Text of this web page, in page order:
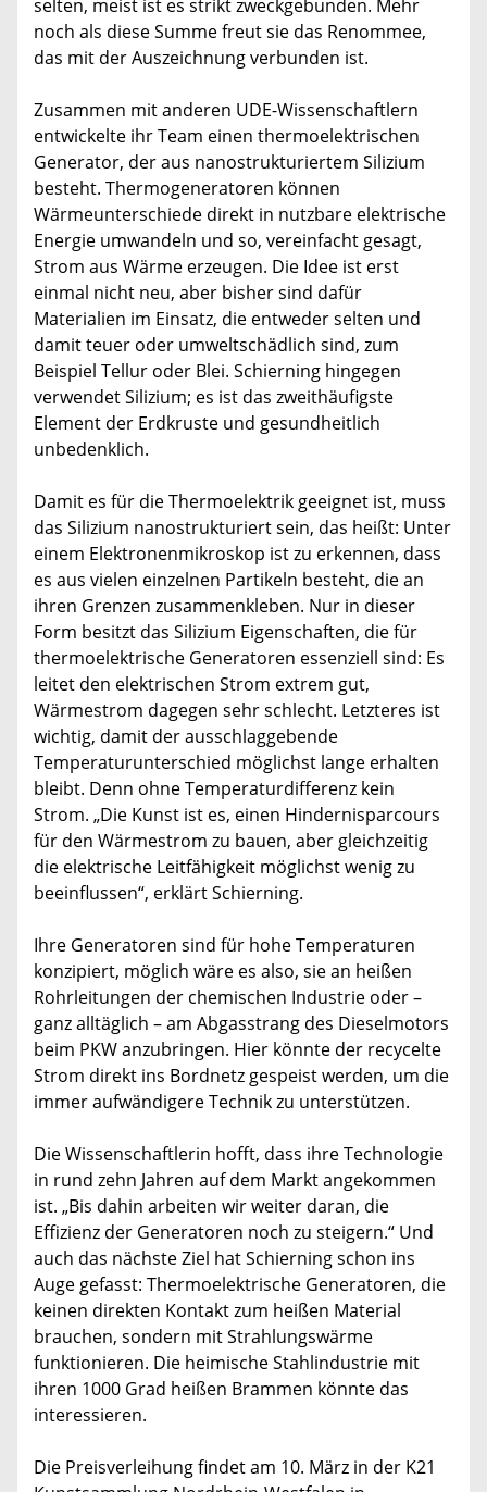
selten, meist ist es strikt zweckgebunden. Mehr
noch als diese Summe freut sie das Renommee,
das mit der Auszeichnung verbunden ist.
Zusammen mit anderen UDE-Wissenschaftlern
entwickelte ihr Team einen thermoelektrischen
Generator, der aus nanostrukturiertem Silizium
besteht. Thermogeneratoren können
Wärmeunterschiede direkt in nutzbare elektrische
Energie umwandeln und so, vereinfacht gesagt,
Strom aus Wärme erzeugen. Die Idee ist erst
einmal nicht neu, aber bisher sind dafür
Materialien im Einsatz, die entweder selten und
damit teuer oder umweltschädlich sind, zum
Beispiel Tellur oder Blei. Schierning hingegen
verwendet Silizium; es ist das zweithäufigste
Element der Erdkruste und gesundheitlich
unbedenklich.
Damit es für die Thermoelektrik geeignet ist, muss
das Silizium nanostrukturiert sein, das heißt: Unter
einem Elektronenmikroskop ist zu erkennen, dass
es aus vielen einzelnen Partikeln besteht, die an
ihren Grenzen zusammenkleben. Nur in dieser
Form besitzt das Silizium Eigenschaften, die für
thermoelektrische Generatoren essenziell sind: Es
leitet den elektrischen Strom extrem gut,
Wärmestrom dagegen sehr schlecht. Letzteres ist
wichtig, damit der ausschlaggebende
Temperaturunterschied möglichst lange erhalten
bleibt. Denn ohne Temperaturdifferenz kein
Strom. „Die Kunst ist es, einen Hindernisparcours
für den Wärmestrom zu bauen, aber gleichzeitig
die elektrische Leitfähigkeit möglichst wenig zu
beeinflussen“, erklärt Schierning.
Ihre Generatoren sind für hohe Temperaturen
konzipiert, möglich wäre es also, sie an heißen
Rohrleitungen der chemischen Industrie oder –
ganz alltäglich – am Abgasstrang des Dieselmotors
beim PKW anzubringen. Hier könnte der recycelte
Strom direkt ins Bordnetz gespeist werden, um die
immer aufwändigere Technik zu unterstützen.
Die Wissenschaftlerin hofft, dass ihre Technologie
in rund zehn Jahren auf dem Markt angekommen
ist. „Bis dahin arbeiten wir weiter daran, die
Effizienz der Generatoren noch zu steigern.“ Und
auch das nächste Ziel hat Schierning schon ins
Auge gefasst: Thermoelektrische Generatoren, die
keinen direkten Kontakt zum heißen Material
brauchen, sondern mit Strahlungswärme
funktionieren. Die heimische Stahlindustrie mit
ihren 1000 Grad heißen Brammen könnte das
interessieren.
Die Preisverleihung findet am 10. März in der K21